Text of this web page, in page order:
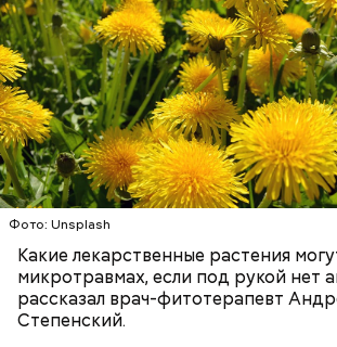
Фото: Unsplash
Какие лекарственные растения
микротравмах, если под рукой нет
рассказал врач-фитотерапевт
Степенский.
с сахарным диабетом;
лишним весом.